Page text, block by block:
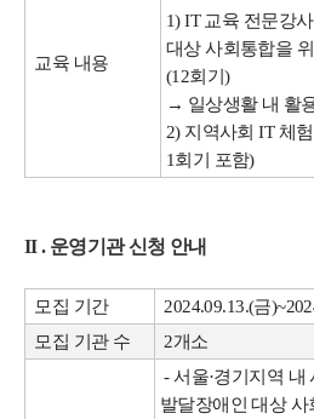
교육 내용
1) IT 교육 전문강
대상 사회통합을
(12회기)
→ 일상생활 내 활
2) 지역사회 IT 체
1회기 포함)
II . 운영기관 신청 안내
모집 기간
2024.09.13.(금
모집 기관 수
2개소
- 서울·경기지역 내
발달장애인 대상